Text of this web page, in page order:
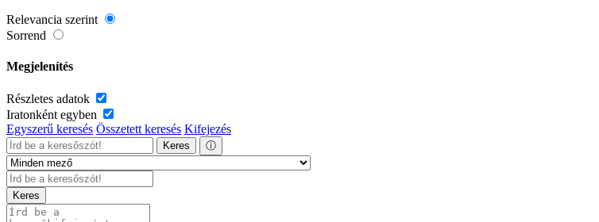
Relevancia szerint
Sorrend
Megjelenítés
Részletes adatok
Iratonként egyben
Egyszerű keresés Összetett keresés Kifejezés
Keres ⓘ
Keres